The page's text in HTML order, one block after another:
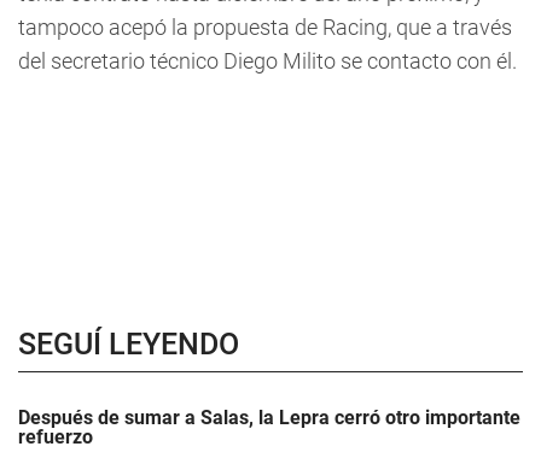
tampoco acepó la propuesta de Racing, que a través
del secretario técnico Diego Milito se contacto con él.
SEGUÍ LEYENDO
Después de sumar a Salas, la Lepra cerró otro importante
refuerzo